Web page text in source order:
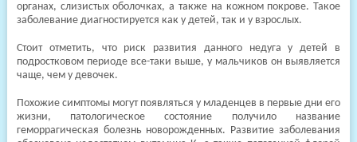
органах, слизистых оболочках, а также на кожном покрове. Такое
заболевание диагностируется как у детей, так и у взрослых.
Стоит отметить, что риск развития данного недуга у детей в
подростковом периоде все-таки выше, у мальчиков он выявляется
чаще, чем у девочек.
Похожие симптомы могут появляться у младенцев в первые дни его
жизни, патологическое состояние получило название
геморрагическая болезнь новорожденных. Развитие заболевания